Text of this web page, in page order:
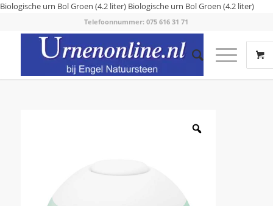
Biologische urn Bol Groen (4.2 liter) Biologische urn Bol Groen (4.2 liter)
Telefoonnummer: 075 616 31 71